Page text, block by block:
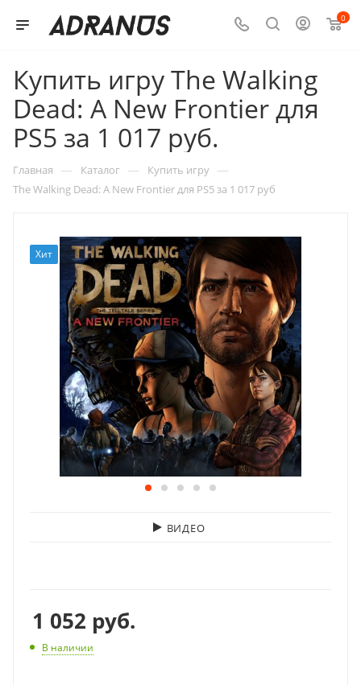
0
Купить игру The Walking
Dead: A New Frontier для
PS5 за 1 017 руб.
Главная — Каталог — Купить игру —
The Walking Dead: A New Frontier для PS5 за 1 017 руб
Хит
ВИДЕО
1 052 руб.
В наличии